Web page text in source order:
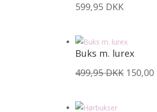
599,95 DKK
Buks m. lurex
499,95DKK Den
150,00